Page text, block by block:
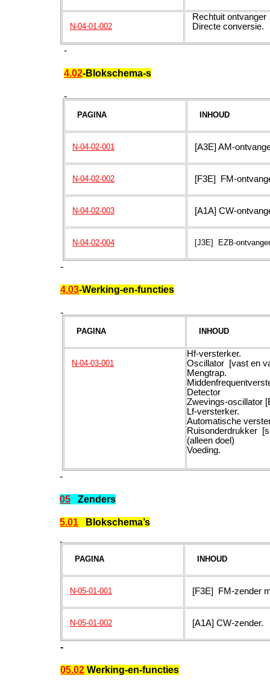
N-04-01-002
Rechtuit ontvanger
Directe conversie.
-
4.02-Blokschema-s
-
PAGINA INHOUD
N-04-02-001 [A3E] AM-
N-04-02-002 [F3E] FM-
N-04-02-003 [A1A] CW-
N-04-02-004 [J3E] EZB-
-
4.03-Werking-en-functies
-
PAGINA INHOUD
N-04-03-001
Hf-versterker.
Oscillator [vast en
Mengtrap.
Detector
Zwevings-oscillator
Lf-versterker.
Automatische
Ruisonderdrukker
(alleen doel)
Voeding.
-
05 Zenders
5.01 Blokschema’s
-
PAGINA
INHOUD
N-05-01-001 [F3E] FM-zender
N-05-01-002 [A1A] CW-zender.
-
05.02 Werking-en-functies